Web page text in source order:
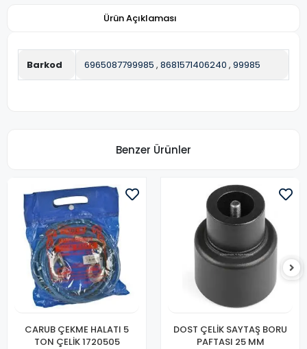
Ürün Açıklaması
Barkod 6965087799985 , 8681571406240 , 99985
Benzer Ürünler
CARUB ÇEKME HALATI 5
TON ÇELİK 1720505
DOST ÇELİK SAYTAŞ BORU
PAFTASI 25 MM